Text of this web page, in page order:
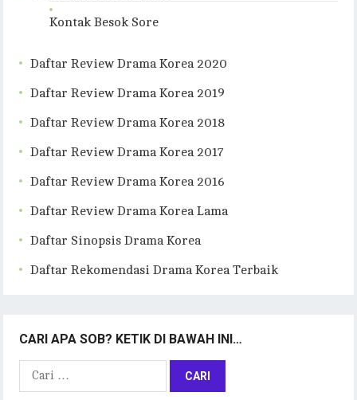
Kontak Besok Sore
Daftar Review Drama Korea 2020
Daftar Review Drama Korea 2019
Daftar Review Drama Korea 2018
Daftar Review Drama Korea 2017
Daftar Review Drama Korea 2016
Daftar Review Drama Korea Lama
Daftar Sinopsis Drama Korea
Daftar Rekomendasi Drama Korea Terbaik
CARI APA SOB? KETIK DI BAWAH INI…
Cari